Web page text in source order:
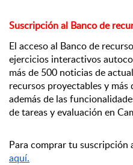
Suscripción al Banco de
El acceso al Banco de
ejercicios interactivos
más de 500 noticias de
recursos proyectables y
además de las
de tareas y evaluación en
Para comprar tu suscripción
aquí.